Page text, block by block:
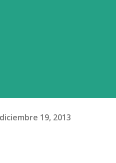
diciembre 19, 2013